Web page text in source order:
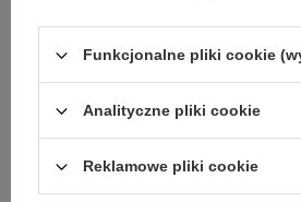
OSTATNIO
Funkcjonalne pliki cookie
Analityczne pliki cookie
Reklamowe pliki cookie